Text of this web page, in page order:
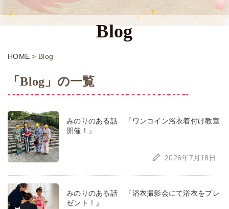
Blog
HOME > Blog
「Blog」の一覧
みのりのある話 『ワンコイン浴衣着付け教室
開催！』
2026年7月18日
みのりのある話 『浴衣撮影会にて浴衣をプレ
ゼント！』